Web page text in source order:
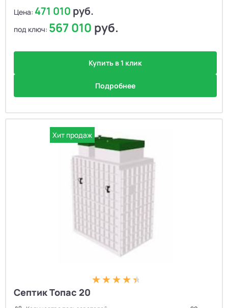
Цена: 471 010 руб.
под ключ: 567 010 руб.
Купить в 1 клик
Подробнее
Хит продаж
Септик Топас 20